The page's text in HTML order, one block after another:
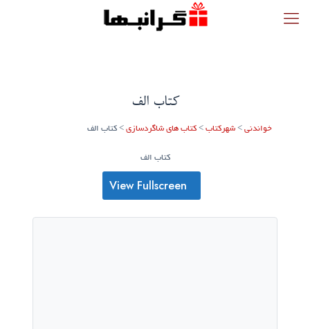
کتاب الف
خواندنی> شهرکتاب> کتاب های شاگردسازی> کتاب الف
کتاب الف
View Fullscreen